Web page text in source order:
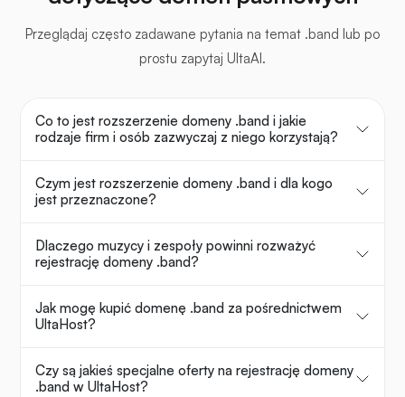
Przeglądaj często zadawane pytania na temat .band lub po
prostu zapytaj UltaAI.
Co to jest rozszerzenie domeny .band i jakie
rodzaje firm i osób zazwyczaj z niego korzystają?
Czym jest rozszerzenie domeny .band i dla kogo
jest przeznaczone?
Dlaczego muzycy i zespoły powinni rozważyć
rejestrację domeny .band?
Jak mogę kupić domenę .band za pośrednictwem
UltaHost?
Czy są jakieś specjalne oferty na rejestrację domeny
.band w UltaHost?